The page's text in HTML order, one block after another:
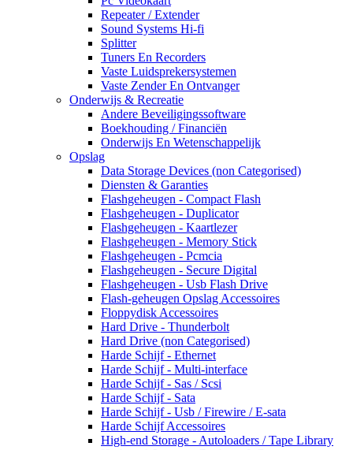
Repeater / Extender
Sound Systems Hi-fi
Splitter
Tuners En Recorders
Vaste Luidsprekersystemen
Vaste Zender En Ontvanger
Onderwijs & Recreatie
Andere Beveiligingssoftware
Boekhouding / Financiën
Onderwijs En Wetenschappelijk
Opslag
Data Storage Devices (non Categorised)
Diensten & Garanties
Flashgeheugen - Compact Flash
Flashgeheugen - Duplicator
Flashgeheugen - Kaartlezer
Flashgeheugen - Memory Stick
Flashgeheugen - Pcmcia
Flashgeheugen - Secure Digital
Flashgeheugen - Usb Flash Drive
Flash-geheugen Opslag Accessoires
Floppydisk Accessoires
Hard Drive - Thunderbolt
Hard Drive (non Categorised)
Harde Schijf - Ethernet
Harde Schijf - Multi-interface
Harde Schijf - Sas / Scsi
Harde Schijf - Sata
Harde Schijf - Usb / Firewire / E-sata
Harde Schijf Accessoires
High-end Storage - Autoloaders / Tape Library